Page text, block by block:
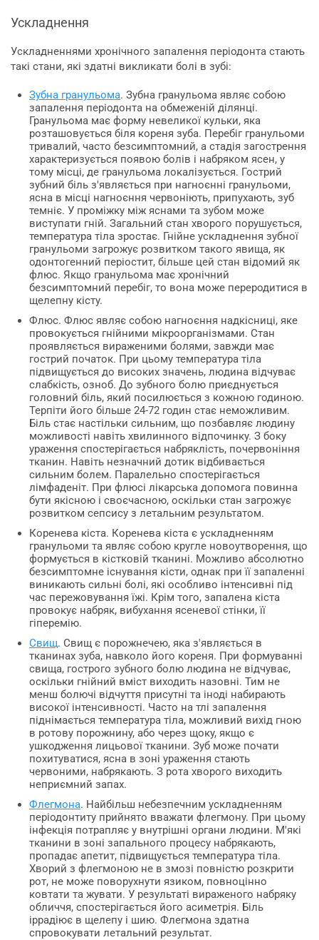
Ускладнення
Ускладненнями хронічного запалення періодонта стають
такі стани, які здатні викликати болі в зубі:
Зубна гранульома. Зубна гранульома являє собою
запалення періодонта на обмеженій ділянці.
Гранульома має форму невеликої кульки, яка
розташовується біля кореня зуба. Перебіг гранульоми
тривалий, часто безсимптомний, а стадія загострення
характеризується появою болів і набряком ясен, у
тому місці, де гранульома локалізується. Гострий
зубний біль з'являється при нагноєнні гранульоми,
ясна в місці нагноєння червоніють, припухають, зуб
темніє. У проміжку між яснами та зубом може
виступати гній. Загальний стан хворого порушується,
температура тіла зростає. Гнійне ускладнення зубної
гранульоми загрожує розвитком такого явища, як
одонтогенний періостит, більше цей стан відомий як
флюс. Якщо гранульома має хронічний
безсимптомний перебіг, то вона може переродитися в
щелепну кісту.
Флюс. Флюс являє собою нагноєння надкісниці, яке
провокується гнійними мікроорганізмами. Стан
проявляється вираженими болями, завжди має
гострий початок. При цьому температура тіла
підвищується до високих значень, людина відчуває
слабкість, озноб. До зубного болю приєднується
головний біль, який посилюється з кожною годиною.
Терпіти його більше 24-72 годин стає неможливим.
Біль стає настільки сильним, що позбавляє людину
можливості навіть хвилинного відпочинку. З боку
ураження спостерігається набряклість, почервоніння
тканин. Навіть незначний дотик відбивається
сильним болем. Паралельно спостерігається
лімфаденіт. При флюсі лікарська допомога повинна
бути якісною і своєчасною, оскільки стан загрожує
розвитком сепсису з летальним результатом.
Коренева кіста. Коренева кіста є ускладненням
гранульоми та являє собою кругле новоутворення, що
формується в кістковій тканині. Можливо абсолютно
безсимптомне існування кісти, однак при її запаленні
виникають сильні болі, які особливо інтенсивні під
час пережовування їжі. Крім того, запалена кіста
провокує набряк, вибухання ясеневої стінки, її
гіперемію.
Свищ. Свищ є порожнечею, яка з'являється в
тканинах зуба, навколо його кореня. При формуванні
свища, гострого зубного болю людина не відчуває,
оскільки гнійний вміст виходить назовні. Тим не
менш болючі відчуття присутні та іноді набирають
високої інтенсивності. Часто на тлі запалення
піднімається температура тіла, можливий вихід гною
в ротову порожнину, або через щоку, якщо є
ушкодження лицьової тканини. Зуб може почати
похитуватися, ясна в зоні ураження стають
червоними, набрякають. З рота хворого виходить
неприємний запах.
Флегмона. Найбільш небезпечним ускладненням
періодонтиту прийнято вважати флегмону. При цьому
інфекція потрапляє у внутрішні органи людини. М'які
тканини в зоні запального процесу набрякають,
пропадає апетит, підвищується температура тіла.
Хворий з флегмоною не в змозі повністю розкрити
рот, не може поворухнути язиком, повноцінно
ковтати та жувати. У результаті вираженого набряку
обличчя, спостерігається його асиметрія. Біль
іррадіює в щелепу і шию. Флегмона здатна
спровокувати летальний результат.